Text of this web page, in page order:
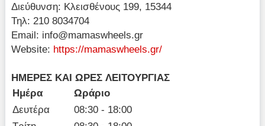
Διεύθυνση: Κλεισθένους 199, 15344
Τηλ: 210 8034704
Email: info@mamaswheels.gr
Website: https://mamaswheels.gr/
ΗΜΕΡΕΣ ΚΑΙ ΩΡΕΣ ΛΕΙΤΟΥΡΓΙΑΣ
Ημέρα
Ωράριο
Δευτέρα
08:30 - 18:00